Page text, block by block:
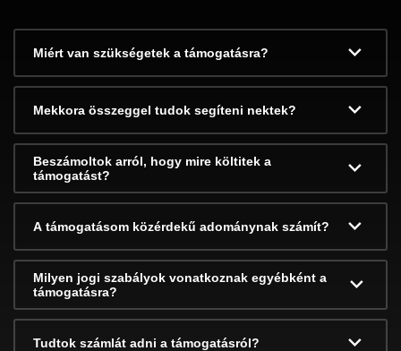
Miért van szükségetek a támogatásra?
Mekkora összeggel tudok segíteni nektek?
Beszámoltok arról, hogy mire költitek a
támogatást?
A támogatásom közérdekű adománynak számít?
Milyen jogi szabályok vonatkoznak egyébként a
támogatásra?
Tudtok számlát adni a támogatásról?